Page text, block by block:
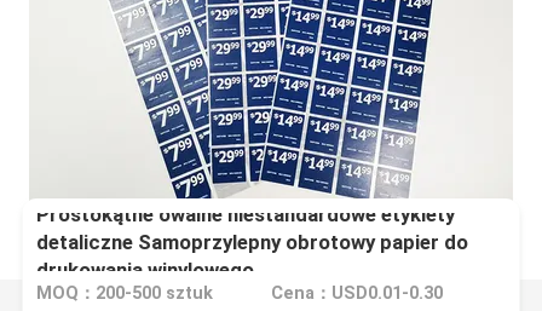
Prostokątne owalne niestandardowe etykiety
detaliczne Samoprzylepny obrotowy papier do
drukowania winylowego
MOQ：200-500 sztuk Cena：USD0.01-0.30